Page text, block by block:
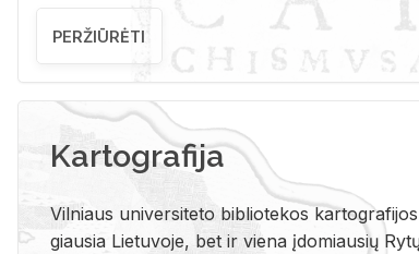
PERŽIŪRĖTI
Kartografija
Vil­niaus uni­ver­si­te­to bi­b­lio­te­kos
giau­sia Lie­tu­vo­je, bet ir vie­na įdo­miau­sių